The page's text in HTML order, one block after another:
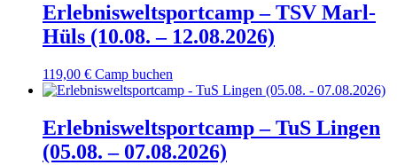
Erlebnisweltsportcamp – TSV Marl-
Hüls (10.08. – 12.08.2026)
119,00 € Camp buchen
Erlebnisweltsportcamp – TuS Lingen
(05.08. – 07.08.2026)